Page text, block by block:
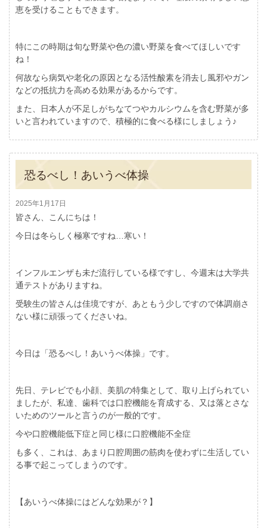
恵を受けることもできます。
特にこの時期は旬な野菜や色の濃い野菜を食べてほしいです
ね！
何故なら病気や老化の原因となる活性酸素を消去し風邪やガン
などの抵抗力を高める効果があるからです。
また、日本人が不足しがちなてつやカルシウムを含む野菜が多
いと言われていますので、積極的に食べる様にしましょう♪
恐るべし！あいうべ体操
2025年1月17日
皆さん、こんにちは！
今日は冬らしく極寒ですね…寒い！
インフルエンザも未だ流行している様ですし、今週末は大学共
通テストがありますね。
受験生の皆さんは佳境ですが、あともう少しですので体調崩さ
ない様に頑張ってくださいね。
今日は「恐るべし！あいうべ体操」です。
先日、テレビでも小顔、美肌の特集として、取り上げられてい
ましたが、私達、歯科では口腔機能を育成する、又は落とさな
いためのツールと言うのが一般的です。
今や口腔機能低下症と同じ様に口腔機能不全症
も多く、これは、あまり口腔周囲の筋肉を使わずに生活してい
る事で起こってしまうのです。
【あいうべ体操にはどんな効果が？】